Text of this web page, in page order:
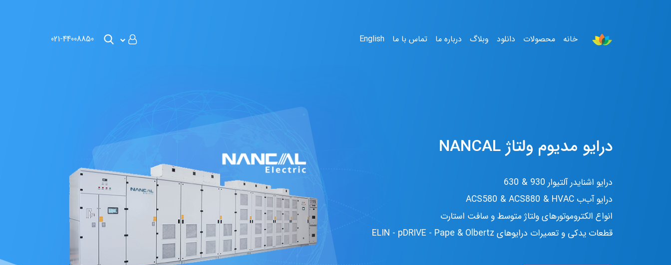
خانه محصولات دانلود وبلاگ درباره ما تماس با ما English
021-44008850
درایو مدیوم ولتاژ NANCAL
درایو اشنایدر آلتیوار 930 & 630
درایو آ‌ب‌ب ACS580 & ACS880 & HVAC
انواع الکتروموتورهای ولتاژ متوسط و سافت استارت
قطعات یدکی و تعمیرات درایوهای ELIN - pDRIVE - Pape & Olbertz